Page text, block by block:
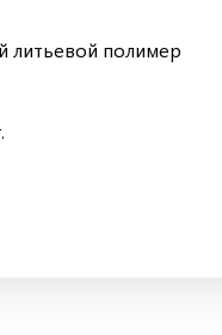
литьевой полимер